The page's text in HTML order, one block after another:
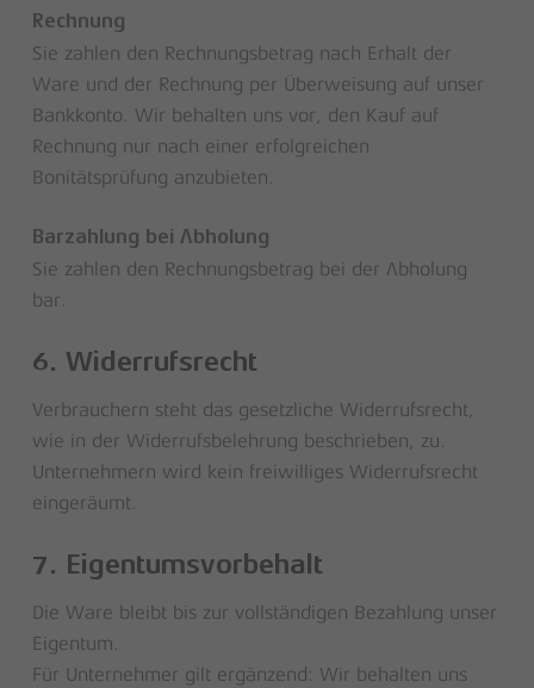
Rechnung
Sie zahlen den Rechnungsbetrag nach Erhalt der
Ware und der Rechnung per Überweisung auf unser
Bankkonto. Wir behalten uns vor, den Kauf auf
Rechnung nur nach einer erfolgreichen
Bonitätsprüfung anzubieten.
Barzahlung bei Abholung
Sie zahlen den Rechnungsbetrag bei der Abholung
bar.
6. Widerrufsrecht
Verbrauchern steht das gesetzliche Widerrufsrecht,
wie in der Widerrufsbelehrung beschrieben, zu.
Unternehmern wird kein freiwilliges Widerrufsrecht
eingeräumt.
7. Eigentumsvorbehalt
Die Ware bleibt bis zur vollständigen Bezahlung unser
Eigentum.
Für Unternehmer gilt ergänzend: Wir behalten uns